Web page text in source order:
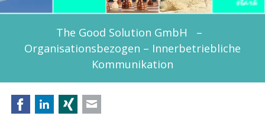
The Good Solution GmbH –
Organisationsbezogen – Innerbetriebliche
Kommunikation
FacebookLinkedIn Xing